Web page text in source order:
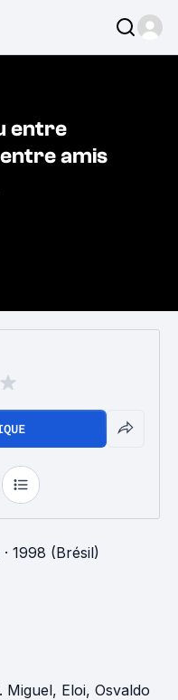
entre
amis
· 1998 (Brésil)
Eloi, Osvaldo